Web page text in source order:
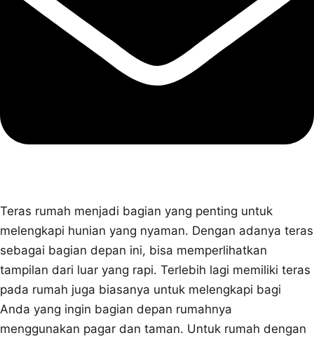
Teras rumah menjadi bagian yang penting untuk
melengkapi hunian yang nyaman. Dengan adanya teras
sebagai bagian depan ini, bisa memperlihatkan
tampilan dari luar yang rapi. Terlebih lagi memiliki teras
pada rumah juga biasanya untuk melengkapi bagi
Anda yang ingin bagian depan rumahnya
menggunakan pagar dan taman. Untuk rumah dengan